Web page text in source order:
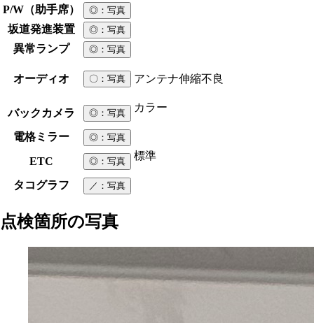
P/W（助手席） ◎ ：写真
坂道発進装置 ◎ ：写真
異常ランプ ◎ ：写真
オーディオ 〇 ：写真 アンテナ伸縮不良
バックカメラ ◎ ：写真 カラー
電格ミラー ◎ ：写真
ETC ◎ ：写真 標準
タコグラフ ／ ：写真
点検箇所の写真